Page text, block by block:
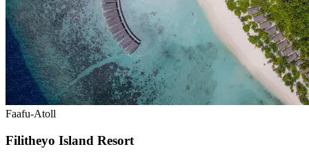
Faafu-Atoll
Filitheyo Island Resort